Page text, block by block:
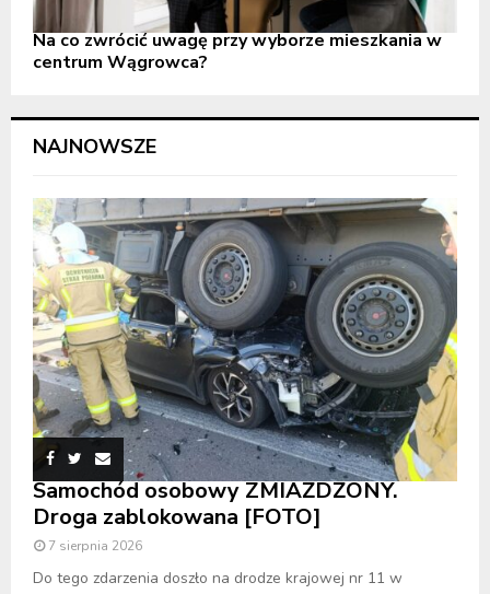
Na co zwrócić uwagę przy wyborze mieszkania w
centrum Wągrowca?
NAJNOWSZE
Samochód osobowy ZMIAŻDŻONY.
Droga zablokowana [FOTO]
7 sierpnia 2026
Do tego zdarzenia doszło na drodze krajowej nr 11 w